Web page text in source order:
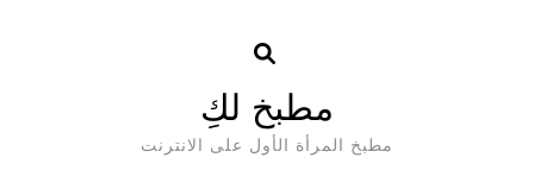
مطبخ لكِ
مطبخ المرأة الأول على الانترنت